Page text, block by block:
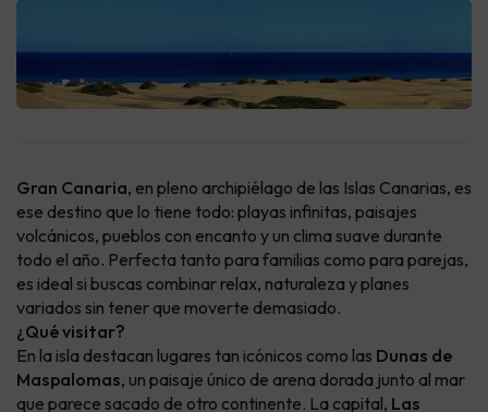
Gran Canaria, en pleno archipiélago de las Islas Canarias, es
ese destino que lo tiene todo: playas infinitas, paisajes
volcánicos, pueblos con encanto y un clima suave durante
todo el año. Perfecta tanto para familias como para parejas,
es ideal si buscas combinar relax, naturaleza y planes
variados sin tener que moverte demasiado.
¿Qué visitar?
En la isla destacan lugares tan icónicos como las Dunas de
Maspalomas, un paisaje único de arena dorada junto al mar
que parece sacado de otro continente. La capital, Las